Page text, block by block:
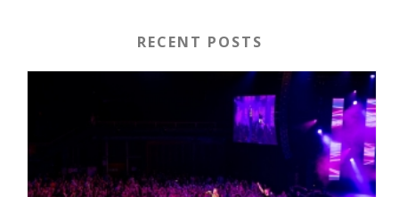
RECENT POSTS